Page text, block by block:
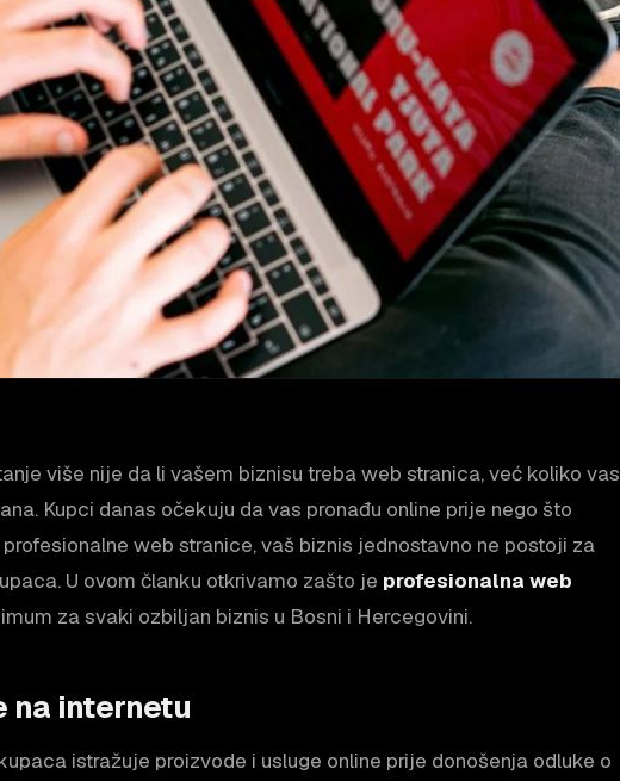
više nije da li vašem biznisu treba web stranica, već koliko vas
Kupci danas očekuju da vas pronađu online prije nego što
web stranice, vaš biznis jednostavno ne postoji za
U ovom članku otkrivamo zašto je profesionalna web
za svaki ozbiljan biznis u Bosni i Hercegovini.
na internetu
istražuje proizvode i usluge online prije donošenja odluke o